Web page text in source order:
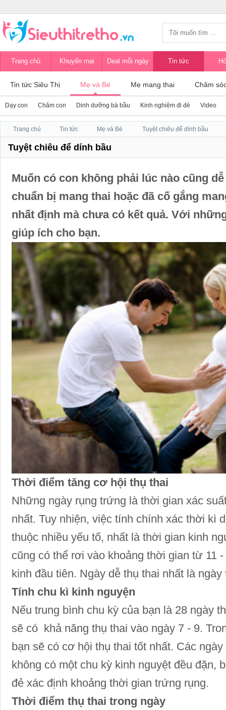
Trang chủ Khuyến mại Deal mỗi ngày Tin tức
Tin tức Siêu Thị Mẹ và Bé Mẹ mang thai Chăm
Dạy con Chăm con Dinh dưỡng bà bầu Kinh nghiệm đi đẻ Video
Trang chủ Tin tức Mẹ và Bé Tuyệt chiêu để dính bầu
Tuyệt chiêu để dính bầu
Muốn có con không phải lúc nào cũng
chuẩn bị mang thai hoặc đã cố gắng
nhất định mà chưa có kết quả. Với
giúp ích cho bạn.
Thời điểm tăng cơ hội thụ thai
Những ngày rụng trứng là thời gian xác
nhất. Tuy nhiện, việc tính chính xác thời kì
thuộc nhiều yếu tố, nhất là thời gian kinh
cũng có thể rơi vào khoảng thời gian từ 11
kinh đầu tiên. Ngày dễ thụ thai nhất là
Tính chu kì kinh nguyện
Nếu trung bình chu kỳ của bạn là 28 ngày
sẽ có khả năng thụ thai vào ngày 7 - 9.
bạn sẽ có cơ hội thụ thai tốt nhất. Các
không có một chu kỳ kinh nguyệt đều đặn,
đẻ xác định khoảng thời gian trứng rụng.
Thời điểm thụ thai trong ngày